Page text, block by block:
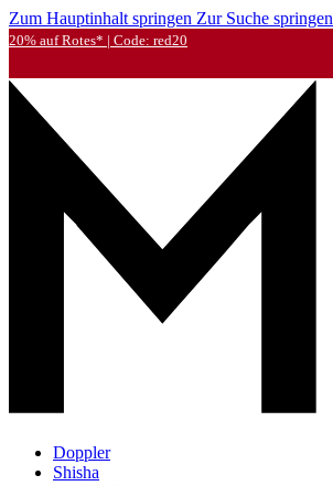
Zum Hauptinhalt springen Zur Suche springen
20% auf Rotes* | Code: red20
Doppler
Shisha